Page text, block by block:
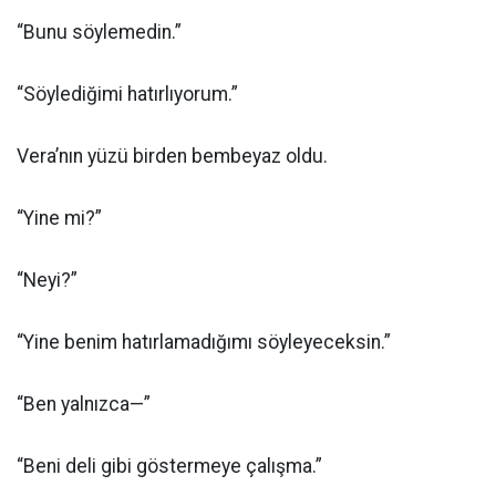
“Bunu söylemedin.”
“Söylediğimi hatırlıyorum.”
Vera’nın yüzü birden bembeyaz oldu.
“Yine mi?”
“Neyi?”
“Yine benim hatırlamadığımı söyleyeceksin.”
“Ben yalnızca—”
“Beni deli gibi göstermeye çalışma.”